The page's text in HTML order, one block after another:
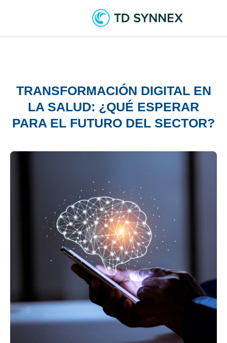
TRANSFORMACIÓN DIGITAL EN
LA SALUD: ¿QUÉ ESPERAR
PARA EL FUTURO DEL SECTOR?